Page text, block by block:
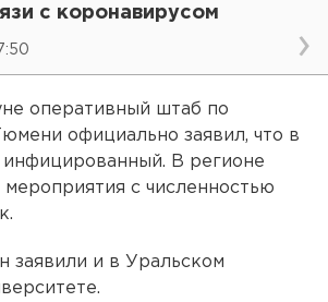
с коронавирусом
оперативный штаб по
официально заявил, что в
В регионе
с численностью
заявили и в Уральском